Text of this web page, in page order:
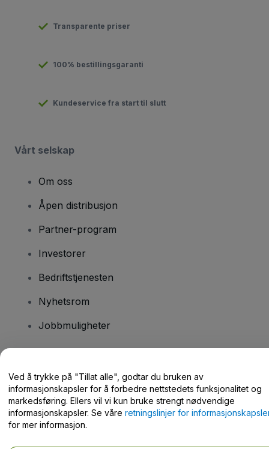
Transparente priser
100% bestillingsgaranti
Kundeservice fra start til slutt
Vårt selskap
Om oss
Åpen distribusjon
Partner-program
Investorer
Bedriftstjenesten
Nyhetsrom
Jobbmuligheter
Hjelpesenter / kontakt oss
Ved å trykke på "Tillat alle", godtar du bruken av
informasjonskapsler for å forbedre nettstedets funksjonalitet og
markedsføring. Ellers vil vi kun bruke strengt nødvendige
informasjonskapsler. Se våre retningslinjer for
for mer informasjon.